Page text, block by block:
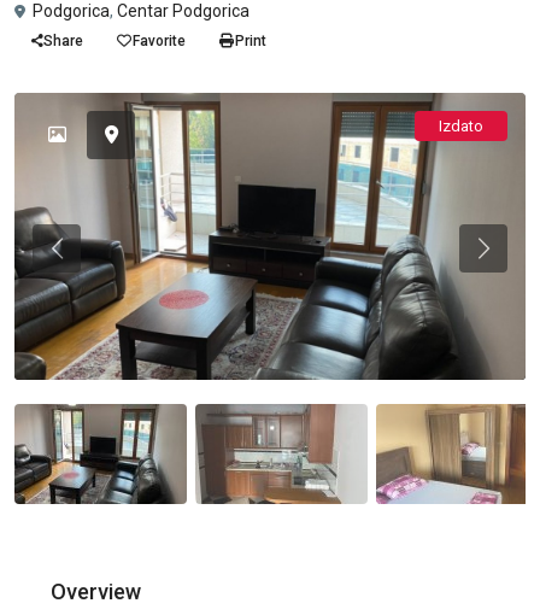
Podgorica, Centar Podgorica
Share Favorite Print
Izdato
Previous
Overview